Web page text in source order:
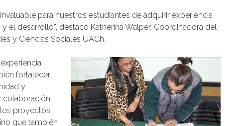
para nuestros estudiantes de adquirir experiencia
el desarrollo”, destacó Katherina Walper, Coordinadora del
y Ciencias Sociales UACh.
fortalecer
y
colaboración
los proyectos
que también